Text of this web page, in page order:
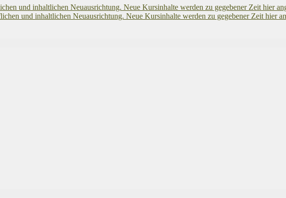
und inhaltlichen Neuausrichtung. Neue Kursinhalte werden zu gegebener Zeit hier
und inhaltlichen Neuausrichtung. Neue Kursinhalte werden zu gegebener Zeit hier